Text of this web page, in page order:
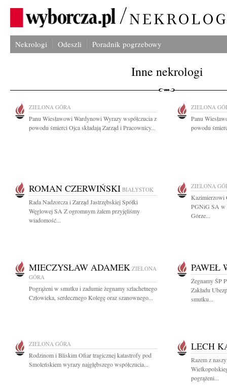
Nekrologi Odeszli Poradnik pogrzebowy
Inne nekrologi
ZIELONA GÓRA
Panu Wiesławowi Wardynowi Wyrazy współczucia z
powodu śmierci Ojca składają Zarząd i Pracownicy...
ZIELONA
Panu
powodu
ROMAN CZERWIŃSKI BIAŁYSTOK
Rada Nadzorcza i Zarząd Jastrzębskiej Spółki
Węglowej SA Z ogromnym żalem przyjęliśmy
wiadomość...
ZIELONA
Kazimierzowi
PGNiG SA w
Górze...
MIECZYSŁAW ADAMEK ZIELONA
GÓRA
Pogrążeni w smutku i zadumie żegnamy szlachetnego
Człowieka, serdecznego Kolegę oraz szanownego...
PAWEŁ
Żegnamy ŚP
Zakładu
smutku...
ZIELONA GÓRA
Rodzinom i Bliskim Ofiar tragicznej katastrofy pod
Smoleńskiem wyrazy najgłębszego współczucia...
LECH
Razem z
pogrążeni...